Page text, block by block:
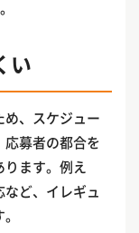
い
、スケジュー
募者の都合を
ます。例え
ど、イレギュ